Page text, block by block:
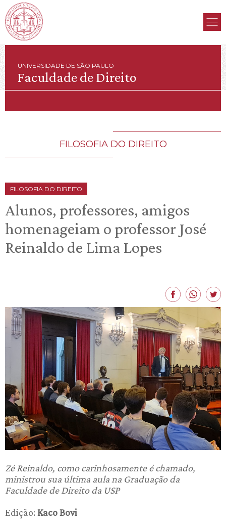
UNIVERSIDADE DE SÃO PAULO
Faculdade de Direito
FILOSOFIA DO DIREITO
FILOSOFIA DO DIREITO
Alunos, professores, amigos
homenageiam o professor José
Reinaldo de Lima Lopes
Zé Reinaldo, como carinhosamente é chamado,
ministrou sua última aula na Graduação da
Faculdade de Direito da USP
Edição: Kaco Bovi